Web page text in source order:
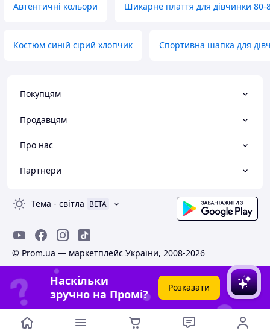
Автентичні кольори Шикарне плаття для дівчинки 80-
Костюм синій сірий хлопчик Спортивна шапка для
Покупцям
Продавцям
Про нас
Партнери
Тема - світла BETA
© Prom.ua — маркетплейс України, 2008-2026
Наскільки
зручно на Промі?
Розказати